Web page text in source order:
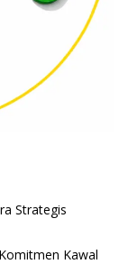
Strategis
Kawal